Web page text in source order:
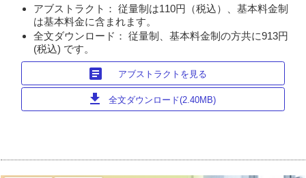
アブストラクト： 従量制は110円（税込）、基本料金制
は基本料金に含まれます。
全文ダウンロード： 従量制、基本料金制の方共に913円
(税込) です。
article アブストラクトを見る
download 全文ダウンロード(2.40MB)